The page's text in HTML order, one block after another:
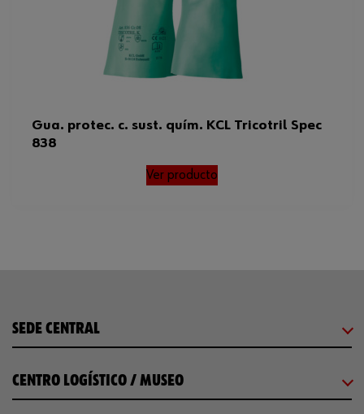
Gua. protec. c. sust. quím. KCL Tricotril Spec
838
Ver producto
SEDE CENTRAL
CENTRO LOGÍSTICO / MUSEO